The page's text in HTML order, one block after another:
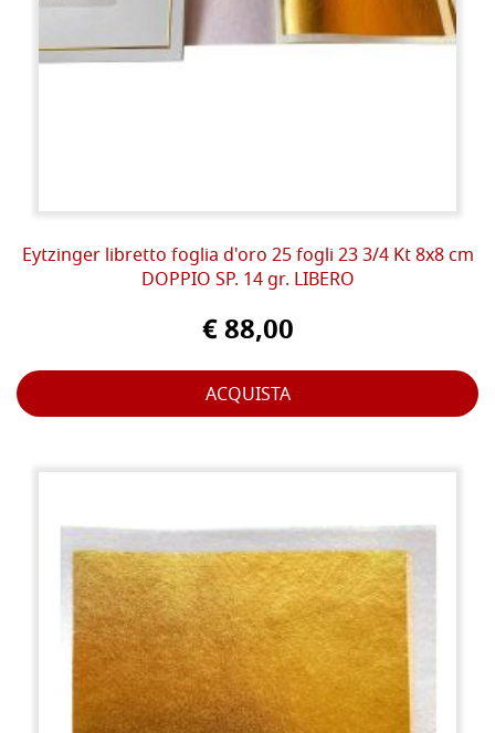
Eytzinger libretto foglia d'oro 25 fogli 23 3/4 Kt 8x8 cm
DOPPIO SP. 14 gr. LIBERO
€ 88,00
ACQUISTA